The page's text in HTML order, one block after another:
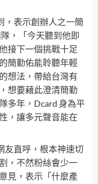
，表示創辦人之一簡
，「今天聽到他即
接下一個挑戰十足
簡勤佑能聆聽年輕
想法，帶給台灣有
想要藉此澄清簡勤
多年，Dcard 身為平
，讓多元聲音能在
友直呼，根本神速切
，不然粉絲會少一
見，表示「什麼產